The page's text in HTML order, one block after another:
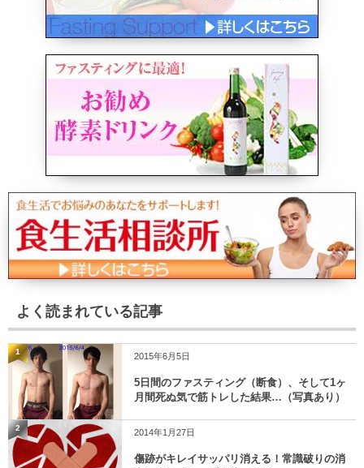
よく読まれている記事
1 2015年6月5日
5日間のファスティング（断食）、そして1ヶ
月間死ぬ気で筋トレした結果…（写真あり）
2 2014年1月27日
傷跡がキレイサッパリ消える！常識破りの消